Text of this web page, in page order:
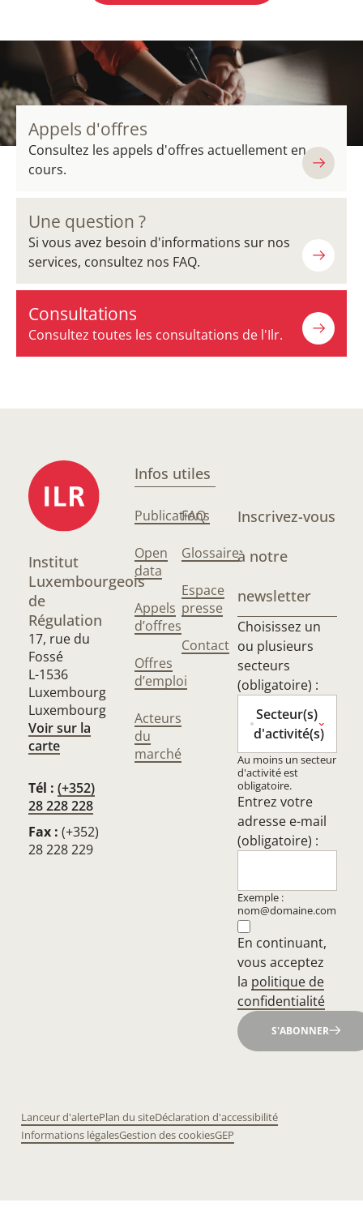
Appels d'offres
Consultez les appels d'offres actuellement en
cours.
Une question ?
Si vous avez besoin d'informations sur nos
services, consultez nos FAQ.
Consultations
Consultez toutes les consultations de l'Ilr.
Institut
Luxembourgeois
de
Régulation
17, rue du
Fossé
L-1536
Luxembourg
Luxembourg
Voir sur la
carte
Tél : (+352)
28 228 228
Fax : (+352)
28 228 229
Infos utiles
Publications
Open
data
Appels
d’offres
Offres
d’emploi
Acteurs
du
marché
FAQ
Glossaire
Espace
presse
Contact
Inscrivez-vous
à notre
newsletter
Choisissez un
ou plusieurs
secteurs
(obligatoire) :
Secteur(s)
d'activité(s)
Au moins un secteur
d'activité est
obligatoire.
Entrez votre
adresse e-mail
(obligatoire) :
Exemple :
nom@domaine.com
En continuant,
vous acceptez
la politique de
confidentialité
S'ABONNER
Lanceur d'alertePlan du siteDéclaration d'accessibilité
Informations légalesGestion des cookiesGEP